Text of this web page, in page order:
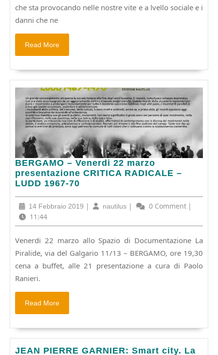
che sta provocando nelle nostre vite e a lvello sociale e i
danni che ne
Read More
BERGAMO – Venerdi 22 marzo
presentazione CRITICA RADICALE –
LUDD 1967-70
BERGAMO
–
Venerdi
marzo
presentazione
CRITICA
–
LUDD
1967-
70
14 Febbraio 2019 14
2019
| nautilus nautilus
| 0 Comment |
11:44
Venerdi 22 marzo allo Spazio di Documentazione La
Piralide, via del Galgario 11/13 – BERGAMO, ore 19,30
cena a buffet, alle 21 presentazione a cura di Paolo
Ranieri.
Read More
JEAN PIERRE GARNIER: Smart city. La
JEAN